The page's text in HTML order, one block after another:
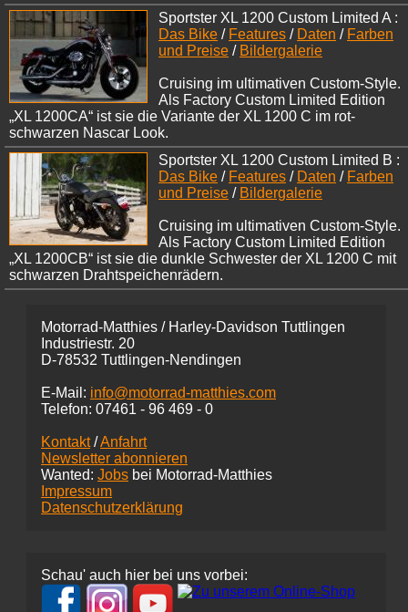
Sportster XL 1200 Custom Limited A :
Das Bike / Features / Daten / Farben
und Preise / Bildergalerie
Cruising im ultimativen Custom-Style.
Als Factory Custom Limited Edition
„XL 1200CA“ ist sie die Variante der XL 1200 C im rot-
schwarzen Nascar Look.
Sportster XL 1200 Custom Limited B :
Das Bike / Features / Daten / Farben
und Preise / Bildergalerie
Cruising im ultimativen Custom-Style.
Als Factory Custom Limited Edition
„XL 1200CB“ ist sie die dunkle Schwester der XL 1200 C mit
schwarzen Drahtspeichenrädern.
Motorrad-Matthies / Harley-Davidson Tuttlingen
Industriestr. 20
D-78532 Tuttlingen-Nendingen
E-Mail: info@motorrad-matthies.com
Telefon: 07461 - 96 469 - 0
Kontakt/Anfahrt
Newsletter abonnieren
Wanted: Jobs bei Motorrad-Matthies
Impressum
Datenschutzerklärung
Schau' auch hier bei uns vorbei: